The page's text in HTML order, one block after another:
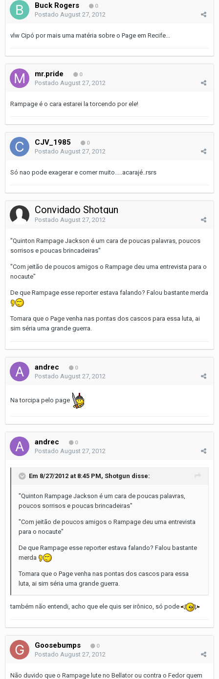
Buck Rogers 0
Postado August 27, 2012
vlw Cipó por mais uma matéria sobre o Page em Recife...
mr.pride 0
Postado August 27, 2012
Rampage é o cara estarei la torcendo por ele!
CJV_1985 0
Postado August 27, 2012
Só nao pode exagerar e comer muito.....acarajé..rsrs
Convidado Shotgun
Postado August 27, 2012
"Quinton Rampage Jackson é um cara de poucas palavras, poucos
sorrisos e poucas brincadeiras"
"Com jeitão de poucos amigos o Rampage deu uma entrevista para o
nocaute"
De que Rampage esse reporter estava falando? Falou bastante merda
Tomara que o Page venha nas pontas dos cascos para essa luta, ai
sim séria uma grande guerra.
andrec 0
Postado August 27, 2012
Na torcipa pelo page
andrec 0
Postado August 27, 2012
Em 8/27/2012 at 8:45 PM, Shotgun disse:
"Quinton Rampage Jackson é um cara de poucas palavras,
poucos sorrisos e poucas brincadeiras"
"Com jeitão de poucos amigos o Rampage deu uma entrevista
para o nocaute"
De que Rampage esse reporter estava falando? Falou bastante
merda
Tomara que o Page venha nas pontas dos cascos para essa
luta, ai sim séria uma grande guerra.
também não entendi, acho que ele quis ser irônico, só pode
Goosebumps 0
Postado August 27, 2012
Não duvido que o Rampage lute no Bellator ou contra o Fedor quem